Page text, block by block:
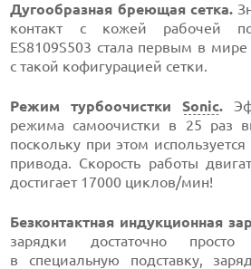
Дугообразная бреющая сетка.
контакт с кожей рабочей
ES8109S503 стала первым в
с такой кофигурацией сетки.
Режим турбоочистки Sonic.
режима самоочистки в 25 раз
поскольку при этом
привода. Скорость работы
достигает 17000 циклов/мин!
Безконтактная индукционная
зарядки достаточно просто
в специальную подставку,